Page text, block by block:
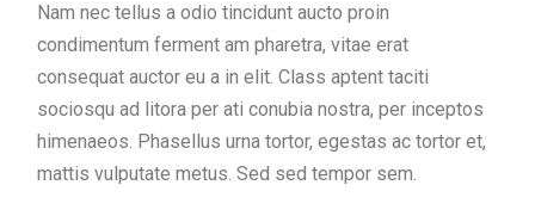
Nam nec tellus a odio tincidunt aucto proin
condimentum ferment am pharetra, vitae erat
consequat auctor eu a in elit. Class aptent taciti
sociosqu ad litora per ati conubia nostra, per inceptos
himenaeos. Phasellus urna tortor, egestas ac tortor et,
mattis vulputate metus. Sed sed tempor sem.